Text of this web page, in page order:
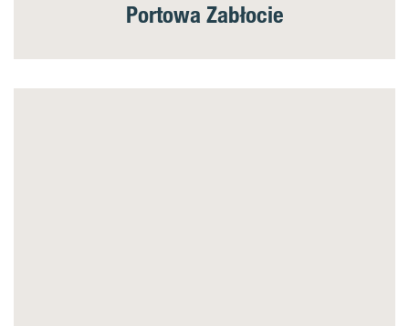
Portowa Zabłocie